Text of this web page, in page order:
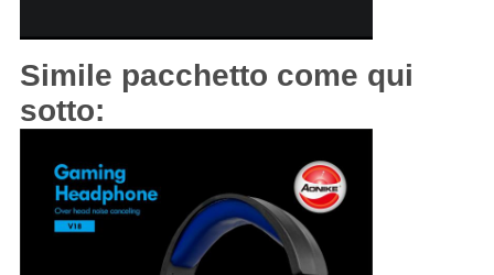
Simile pacchetto come qui
sotto: